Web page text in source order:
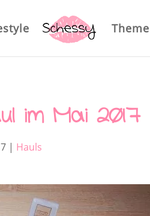
im Mai 2017
| Hauls